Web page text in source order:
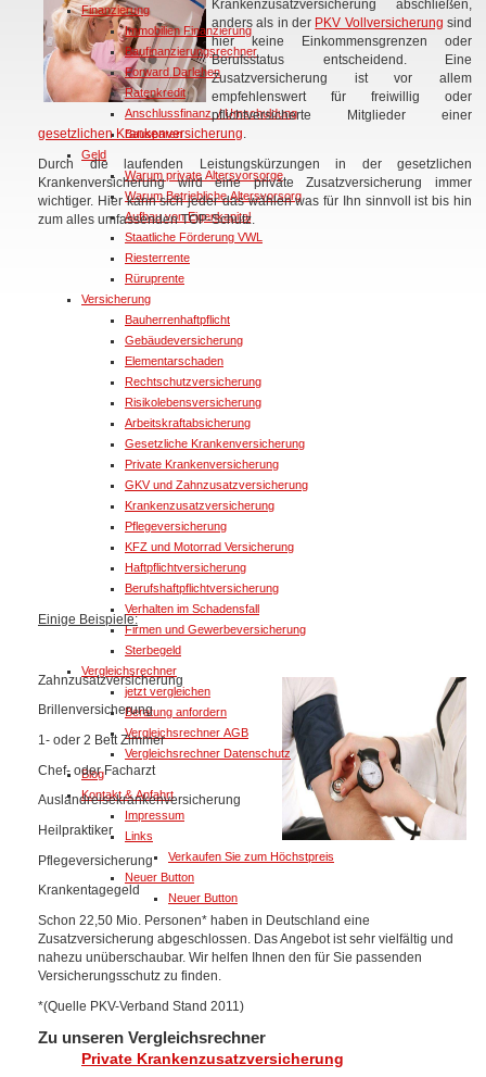
Finanzierung
Immobilien Finanzierung
Baufinanzierungsrechner
Forward Darlehen
Ratenkredit
Anschlussfinanz. / Umschuldung
Bausparen
Geld
Warum private Altersvorsorge
Warum Betriebliche Altersvorsorg
Aufbau von Eigenkapital
Staatliche Förderung VWL
Riesterrente
Rüruprente
Versicherung
Bauherrenhaftpflicht
Gebäudeversicherung
Elementarschaden
Rechtschutzversicherung
Risikolebensversicherung
Arbeitskraftabsicherung
Gesetzliche Krankenversicherung
Private Krankenversicherung
GKV und Zahnzusatzversicherung
Krankenzusatzversicherung
Pflegeversicherung
KFZ und Motorrad Versicherung
Haftpflichtversicherung
Berufshaftpflichtversicherung
Verhalten im Schadensfall
Firmen und Gewerbeversicherung
Sterbegeld
Vergleichsrechner
jetzt vergleichen
Beratung anfordern
Vergleichsrechner AGB
Vergleichsrechner Datenschutz
Blog
Kontakt & Anfahrt
Impressum
Links
Verkaufen Sie zum Höchstpreis
Neuer Button
Neuer Button
Krankenzusatzversicherung abschließen,
anders als in der PKV Vollversicherung sind
hier keine Einkommensgrenzen oder
Berufsstatus entscheidend. Eine
Zusatzversicherung ist vor allem
empfehlenswert für freiwillig oder
pflichtversicherte Mitglieder einer
gesetzlichen Krankenversicherung.
Durch die laufenden Leistungskürzungen in der gesetzlichen
Krankenversicherung wird eine private Zusatzversicherung immer
wichtiger. Hier kann sich jeder das wählen was für Ihn sinnvoll ist bis hin
zum alles umfassenden TOP-Schutz.
Einige Beispiele:
Zahnzusatzversicherung
Brillenversicherung
1- oder 2 Bett Zimmer
Chef- oder Facharzt
Auslandreisekrankenversicherung
Heilpraktiker
Pflegeversicherung
Krankentagegeld
Schon 22,50 Mio. Personen* haben in Deutschland eine
Zusatzversicherung abgeschlossen. Das Angebot ist sehr vielfältig und
nahezu unüberschaubar. Wir helfen Ihnen den für Sie passenden
Versicherungsschutz zu finden.
*(Quelle PKV-Verband Stand 2011)
Zu unseren Vergleichsrechner
Private Krankenzusatzversicherung